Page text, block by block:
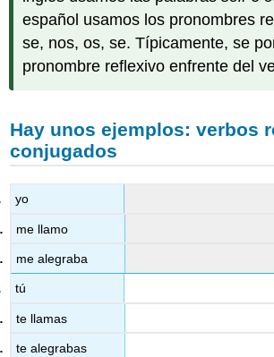
español usamos los pronombres
se, nos, os, se. Típicamente, se
pronombre reflexivo enfrente del
Hay unos ejemplos: verbos
conjugados
yo
me llamo
me alegraba
tú
te llamas
te alegrabas